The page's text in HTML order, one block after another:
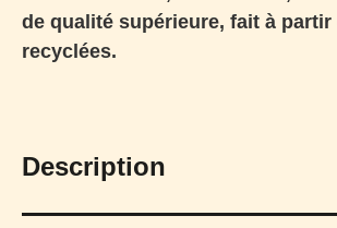
de qualité supérieure, fait à
recyclées.
Description